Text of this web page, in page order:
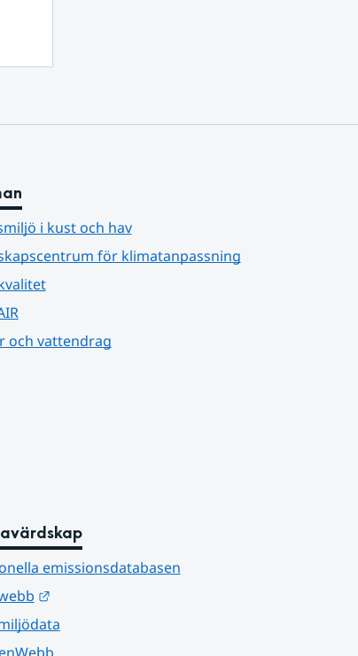
i kust och hav
för klimatanpassning
och vattendrag
emissionsdatabasen
Länk till annan webbplats.